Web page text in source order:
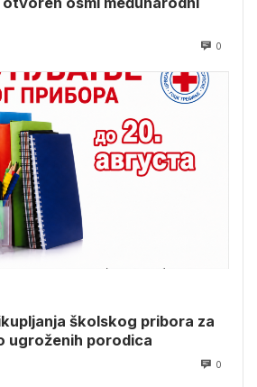
0
školskog pribora za
ugroženih porodica
0